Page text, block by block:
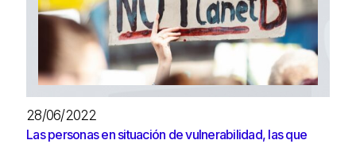
28/06/2022
Las personas en situación de vulnerabilidad, las que